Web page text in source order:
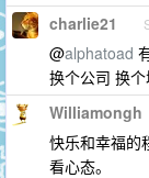
charlie21
@alphatoad
换个公司 换
Williamongh
快乐和幸福的
看心态。